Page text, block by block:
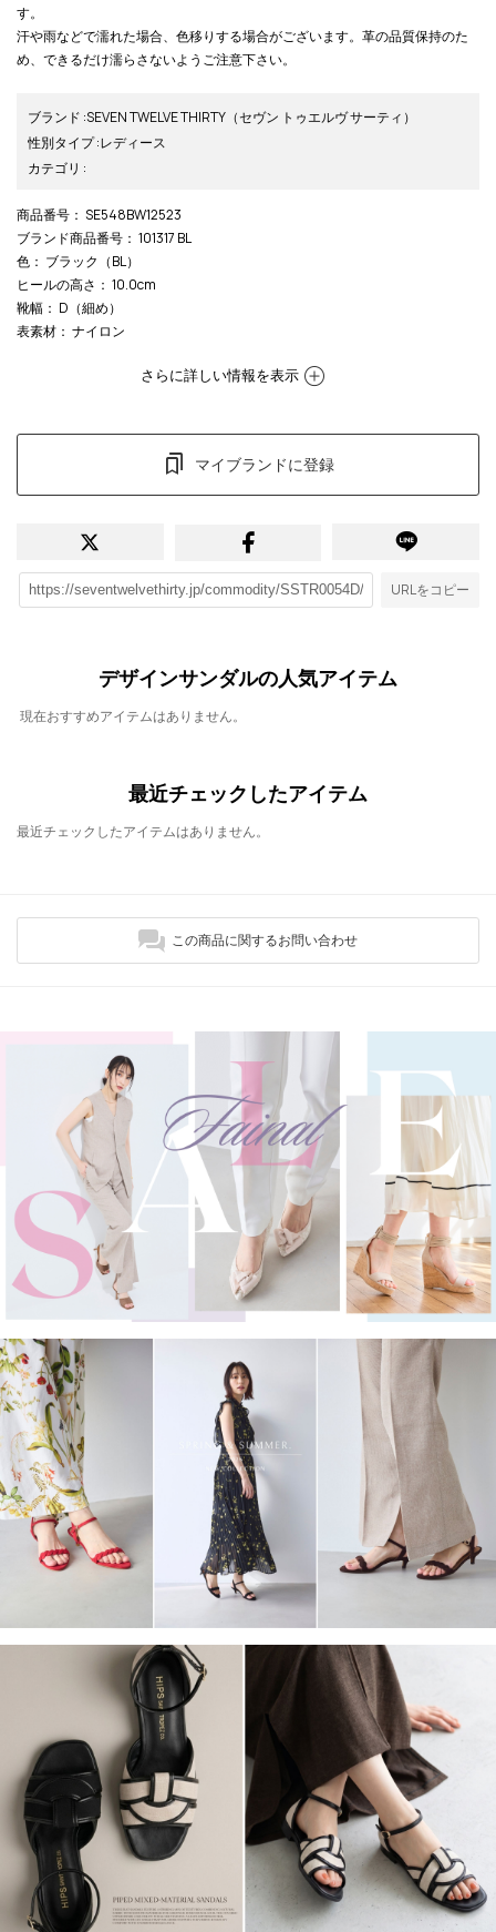
す。
汗や雨などで濡れた場合、色移りする場合がございます。革の品質保持のた
め、できるだけ濡らさないようご注意下さい。
ブランド :SEVEN TWELVE THIRTY （セヴン トゥエルヴ サーティ）
性別タイプ:レディース
カテゴリ :
商品番号 ： SE548BW12523
ブランド商品番号 ： 101317 BL
色 ： ブラック（BL）
ヒールの高さ ： 10.0cm
靴幅 ： D（細め）
表素材 ： ナイロン
さらに詳しい情報を表示
マイブランドに登録
URLをコピー
デザインサンダルの人気アイテム
現在おすすめアイテムはありません。
最近チェックしたアイテム
最近チェックしたアイテムはありません。
この商品に関するお問い合わせ